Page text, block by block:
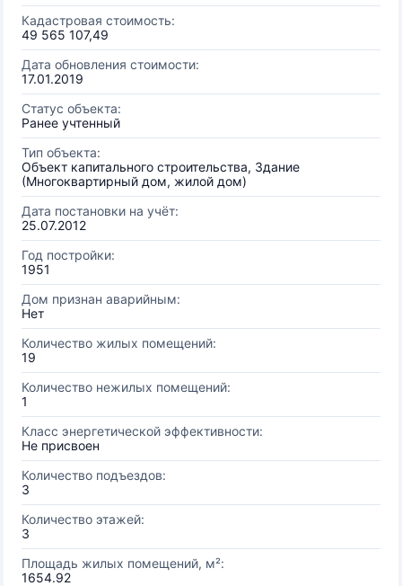
Кадастровая стоимость:
49 565 107,49
Дата обновления стоимости:
17.01.2019
Статус объекта:
Ранее учтенный
Тип объекта:
Объект капитального строительства, Здание
(Многоквартирный дом, жилой дом)
Дата постановки на учёт:
25.07.2012
Год постройки:
1951
Дом признан аварийным:
Нет
Количество жилых помещений:
19
Количество нежилых помещений:
1
Класс энергетической эффективности:
Не присвоен
Количество подъездов:
3
Количество этажей:
3
Площадь жилых помещений, м²:
1654.92